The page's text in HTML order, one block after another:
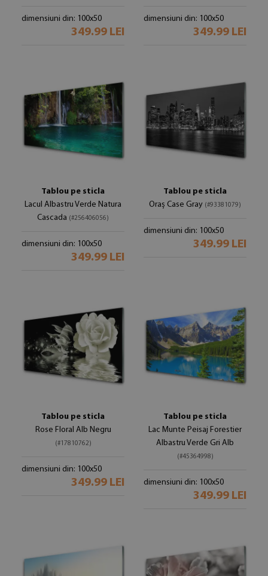
dimensiuni din: 100x50
349.99 LEI
dimensiuni din: 100x50
349.99 LEI
Tablou pe sticla
Lacul Albastru Verde Natura
Cascada (#256406056)
dimensiuni din: 100x50
349.99 LEI
Tablou pe sticla
Oraș Case Gray (#93381079)
dimensiuni din: 100x50
349.99 LEI
Tablou pe sticla
Rose Floral Alb Negru
(#17810762)
dimensiuni din: 100x50
349.99 LEI
Tablou pe sticla
Lac Munte Peisaj Forestier
Albastru Verde Gri Alb
(#45364998)
dimensiuni din: 100x50
349.99 LEI